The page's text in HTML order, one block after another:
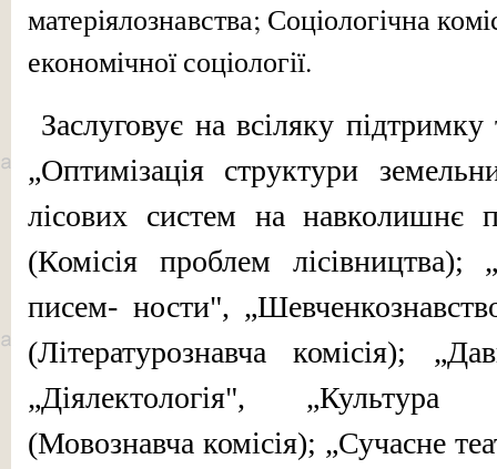
матеріялознавства; Соціологічна
економічної соціології.
Заслуговує на всіляку
„Оптимізація структури
лісових систем на навколишнє
(Комісія про­блем лісівництва);
писем- ности",
(Літературознавча комісія);
„Діялектологія",
(Мовознавча комісія); „Сучасне